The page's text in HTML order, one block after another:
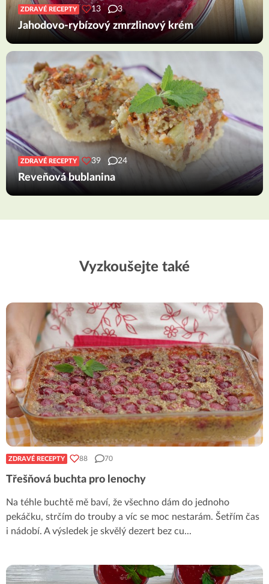
ZDRAVÉ RECEPTY 13 3
Jahodovo-rybízový zmrzlinový krém
ZDRAVÉ RECEPTY 39 24
Reveňová bublanina
Vyzkoušejte také
ZDRAVÉ RECEPTY 88 70
Třešňová buchta pro lenochy
Na téhle buchtě mě baví, že všechno dám do jednoho
pekáčku, strčím do trouby a víc se moc nestarám. Šetřím čas
i nádobí. A výsledek je skvělý dezert bez cu...